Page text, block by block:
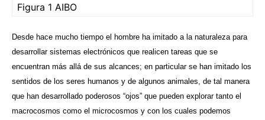
Figura 1 AIBO
Desde hace mucho tiempo el hombre ha imitado a la naturaleza para
desarrollar sistemas electrónicos que realicen tareas que se
encuentran más allá de sus alcances; en particular se han imitado los
sentidos de los seres humanos y de algunos animales, de tal manera
que han desarrollado poderosos “ojos” que pueden explorar tanto el
macrocosmos como el microcosmos y con los cuales podemos